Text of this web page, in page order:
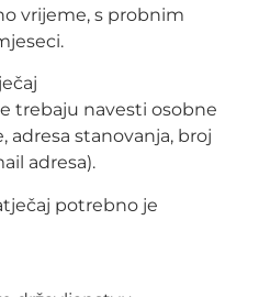
vrijeme, s probnim
trebaju navesti osobne
adresa stanovanja, broj
adresa).
potrebno je